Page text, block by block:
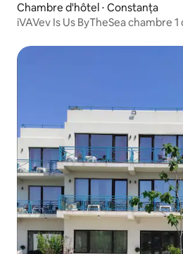
Chambre d'hôtel ⋅ Constanța
iVAVev Is Us ByTheSea chambre